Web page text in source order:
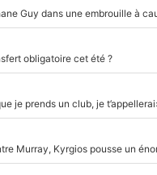
Guy dans une embrouille à
obligatoire cet été ?